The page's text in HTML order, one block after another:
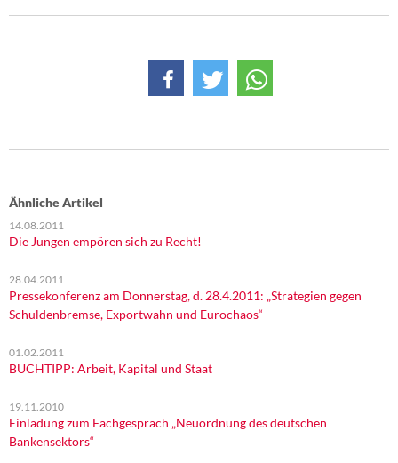
Ähnliche Artikel
14.08.2011
Die Jungen empören sich zu Recht!
28.04.2011
Pressekonferenz am Donnerstag, d. 28.4.2011: „Strategien gegen
Schuldenbremse, Exportwahn und Eurochaos“
01.02.2011
BUCHTIPP: Arbeit, Kapital und Staat
19.11.2010
Einladung zum Fachgespräch „Neuordnung des deutschen
Bankensektors“